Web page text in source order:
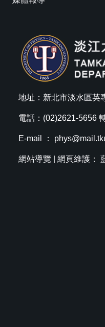
地址：新北市淡水區英
電話：(02)2621-5656
E-mail ：
網站導覽 | 網頁維護：